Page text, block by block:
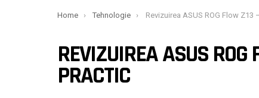
You are here:
Home Tehnologie Revizuirea ASUS ROG Flow Z13 – Puternic,
REVIZUIREA ASUS ROG
PRACTIC